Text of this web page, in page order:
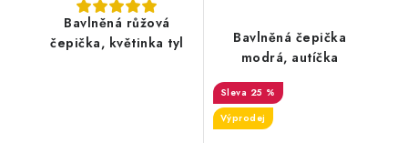
Bavlněná růžová
čepička, květinka tyl
Bavlněná čepička
modrá, autíčka
25 %
Výprodej